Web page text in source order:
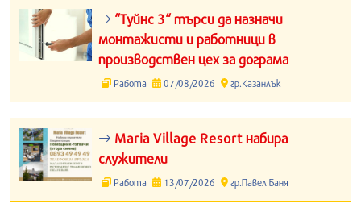
“Туйнс 3“ търси да назначи
монтажисти и работници в
производствен цех за дограма
Работа 07/08/2026 гр.Казанлък
Maria Village Resort набира
служители
Работа 13/07/2026 гр.Павел Баня